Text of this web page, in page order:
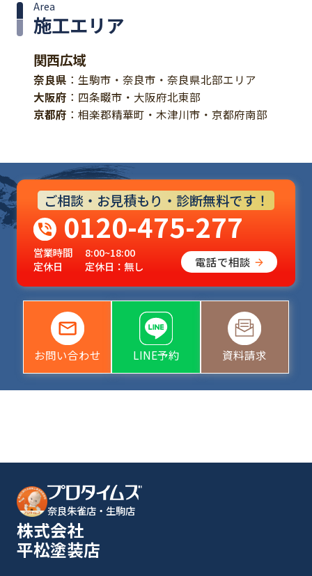
施工エリア
Area
関西広域
奈良県 ：生駒市・奈良市・奈良県北部エリア
大阪府 ：四条畷市・大阪府北東部
京都府 ：相楽郡精華町・木津川市・京都府南部
ご相談・お見積もり・診断無料です！
0120-475-277
営業時間
8:00~18:00
定休日
定休日：無し 電話で相談
お問い合わせ LINE予約 資料請求
奈良朱雀店・生駒店
株式会社
平松塗装店